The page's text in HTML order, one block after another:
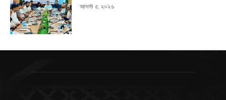
আগস্ট ৫, ২০২৬